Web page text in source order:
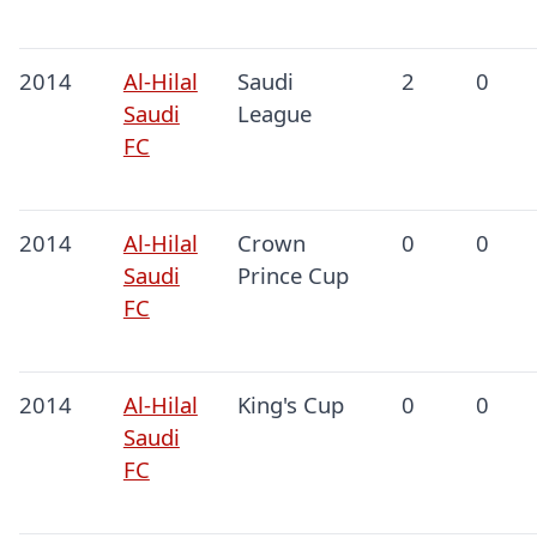
2014
Al-Hilal
Saudi
FC
Saudi
League
2 0
2014
Al-Hilal
Saudi
FC
Crown
Prince Cup
0 0
2014
Al-Hilal
Saudi
FC
King's Cup 0 0